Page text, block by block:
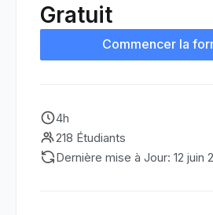
Gratuit
Commencer la
4h
218 Étudiants
Dernière mise à Jour: 12 juin